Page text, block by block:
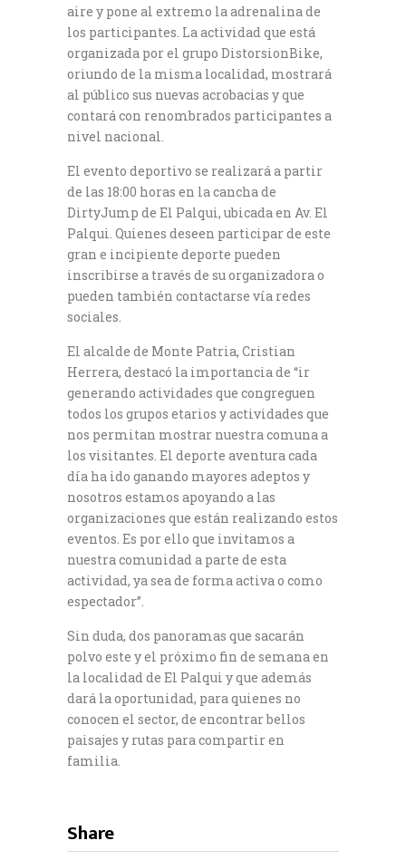
aire y pone al extremo la adrenalina de
los participantes. La actividad que está
organizada por el grupo DistorsionBike,
oriundo de la misma localidad, mostrará
al público sus nuevas acrobacias y que
contará con renombrados participantes a
nivel nacional.
El evento deportivo se realizará a partir
de las 18:00 horas en la cancha de
DirtyJump de El Palqui, ubicada en Av. El
Palqui. Quienes deseen participar de este
gran e incipiente deporte pueden
inscribirse a través de su organizadora o
pueden también contactarse vía redes
sociales.
El alcalde de Monte Patria, Cristian
Herrera, destacó la importancia de “ir
generando actividades que congreguen
todos los grupos etarios y actividades que
nos permitan mostrar nuestra comuna a
los visitantes. El deporte aventura cada
día ha ido ganando mayores adeptos y
nosotros estamos apoyando a las
organizaciones que están realizando estos
eventos. Es por ello que invitamos a
nuestra comunidad a parte de esta
actividad, ya sea de forma activa o como
espectador”.
Sin duda, dos panoramas que sacarán
polvo este y el próximo fin de semana en
la localidad de El Palqui y que además
dará la oportunidad, para quienes no
conocen el sector, de encontrar bellos
paisajes y rutas para compartir en
familia.
Share